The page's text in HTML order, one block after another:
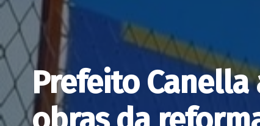
Prefeito Canella